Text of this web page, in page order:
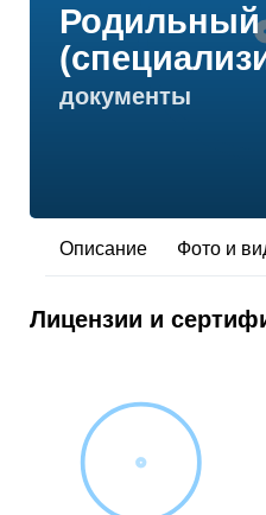
документы
Описание Фото и
Лицензии и